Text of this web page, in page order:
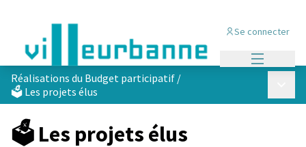
Se connecter
Réalisations du Budget participatif /
🗳️ Les projets élus
🗳️ Les projets élus